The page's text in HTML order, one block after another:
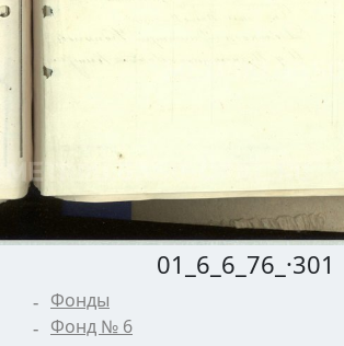
01_6_6_76_·301
Фонды
Фонд № 6